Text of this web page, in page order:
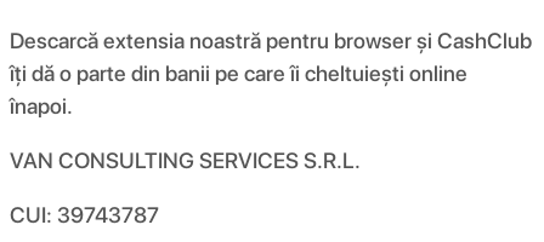
Descarcă extensia noastră pentru browser și CashClub
îți dă o parte din banii pe care îi cheltuiești online
înapoi.
VAN CONSULTING SERVICES S.R.L.
CUI: 39743787